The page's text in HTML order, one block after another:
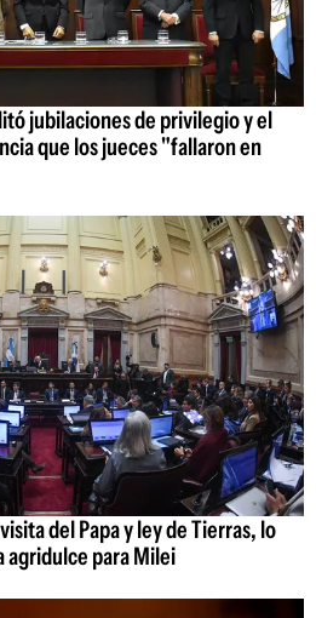
jubilaciones de privilegio y el
que los jueces "fallaron en
del Papa y ley de Tierras, lo
agridulce para Milei